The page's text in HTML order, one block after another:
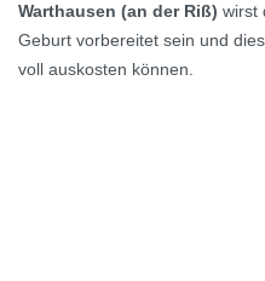
Warthausen (an der Riß) wirst
Geburt vorbereitet sein und
voll auskosten können.